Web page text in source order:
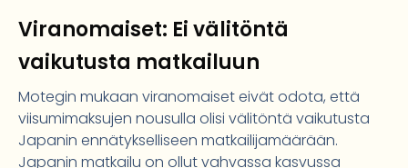
Viranomaiset: Ei välitöntä
vaikutusta matkailuun
Motegin mukaan viranomaiset eivät odota, että
viisumimaksujen nousulla olisi välitöntä vaikutusta
Japanin ennätykselliseen matkailijamäärään.
Japanin matkailu on ollut vahvassa kasvussa